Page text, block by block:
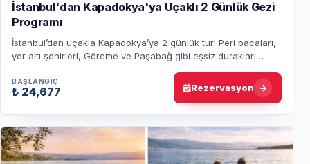
İstanbul'dan Kapadokya'ya Uçaklı 2 Günlük Gezi
Programı
İstanbul’dan uçakla Kapadokya’ya 2 günlük tur! Peri bacaları,
yer altı şehirleri, Göreme ve Paşabağ gibi eşsiz durakları
BAŞLANGIÇ
₺ 24,677 Rezervasyon